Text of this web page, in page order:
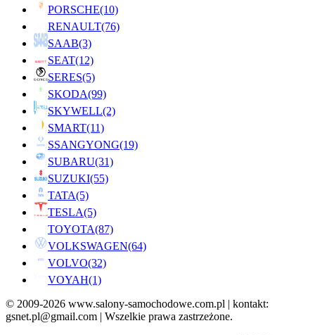
PORSCHE(10)
RENAULT(76)
SAAB(3)
SEAT(12)
SERES(5)
SKODA(99)
SKYWELL(2)
SMART(11)
SSANGYONG(19)
SUBARU(31)
SUZUKI(55)
TATA(5)
TESLA(5)
TOYOTA(87)
VOLKSWAGEN(64)
VOLVO(32)
VOYAH(1)
© 2009-2026 www.salony-samochodowe.com.pl | kontakt:
gsnet.pl@gmail.com | Wszelkie prawa zastrzeżone.